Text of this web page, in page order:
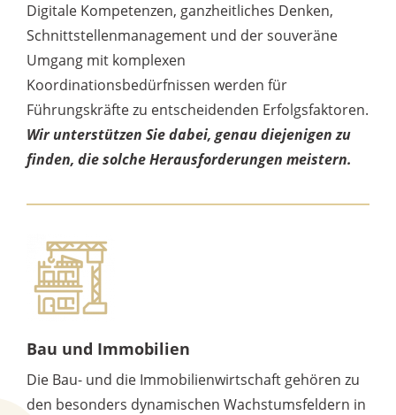
Digitale Kompetenzen, ganzheitliches Denken,
Schnittstellenmanagement und der souveräne
Umgang mit komplexen
Koordinationsbedürfnissen werden für
Führungskräfte zu entscheidenden Erfolgsfaktoren.
Wir unterstützen Sie dabei, genau diejenigen zu
finden, die solche Herausforderungen meistern.
Bau und Immobilien
Die Bau- und die Immobilienwirtschaft gehören zu
den besonders dynamischen Wachstumsfeldern in